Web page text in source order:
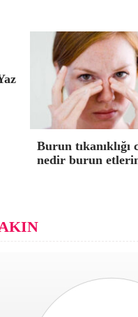
Burun tıkanıklığı
nedir burun